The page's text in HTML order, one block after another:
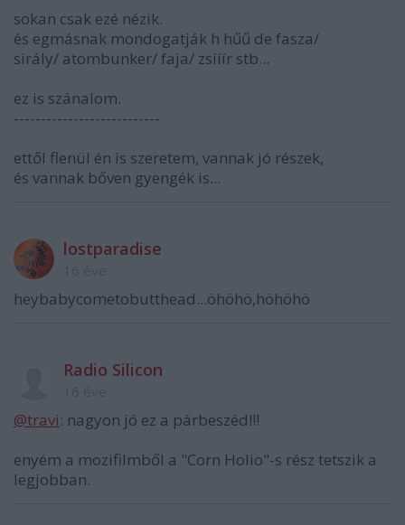
sokan csak ezé nézik.
és egmásnak mondogatják h hűű de fasza/
sirály/ atombunker/ faja/ zsííír stb...
ez is szánalom.
---------------------------
ettől flenül én is szeretem, vannak jó részek,
és vannak bőven gyengék is...
lostparadise
heybabycometobutthead...öhöhö,höhöhö
Radio Silicon
@travi: nagyon jó ez a párbeszéd!!!
enyém a mozifilmből a "Corn Holio"-s rész tetszik a
legjobban.